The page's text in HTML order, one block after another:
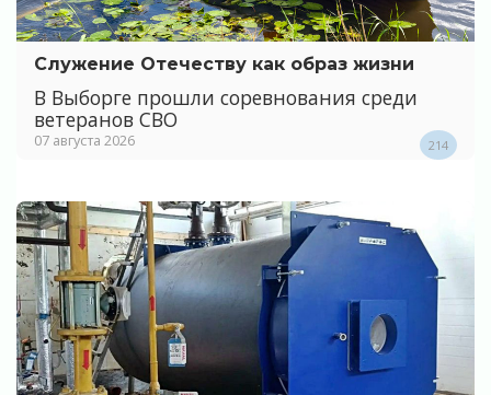
Служение Отечеству как образ жизни
В Выборге прошли соревнования среди
ветеранов СВО
07 августа 2026 214